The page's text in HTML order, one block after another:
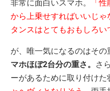
非常に面白いスマホ。
「
から上乗せすればいいじゃ
タンスはとてもおもしろい
が、唯一気になるのはその
マホほぼ2台分の重さ。 さ
ーがあるために取り付け